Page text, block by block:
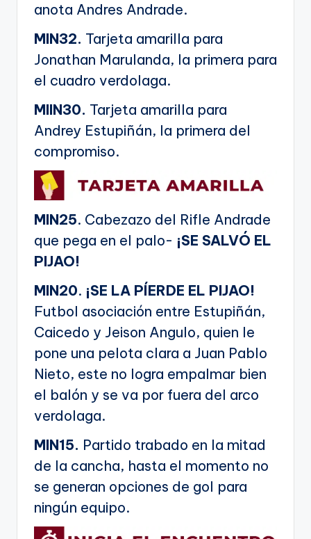
anota Andres Andrade.
MIN32. Tarjeta amarilla para
Jonathan Marulanda, la primera para
el cuadro verdolaga.
MIIN30. Tarjeta amarilla para
Andrey Estupiñán, la primera del
compromiso.
MIN25. Cabezazo del Rifle Andrade
que pega en el palo- ¡SE SALVÓ EL
PIJAO!
MIN20. ¡SE LA PÍERDE EL PIJAO!
Futbol asociación entre Estupiñán,
Caicedo y Jeison Angulo, quien le
pone una pelota clara a Juan Pablo
Nieto, este no logra empalmar bien
el balón y se va por fuera del arco
verdolaga.
MIN15. Partido trabado en la mitad
de la cancha, hasta el momento no
se generan opciones de gol para
ningún equipo.